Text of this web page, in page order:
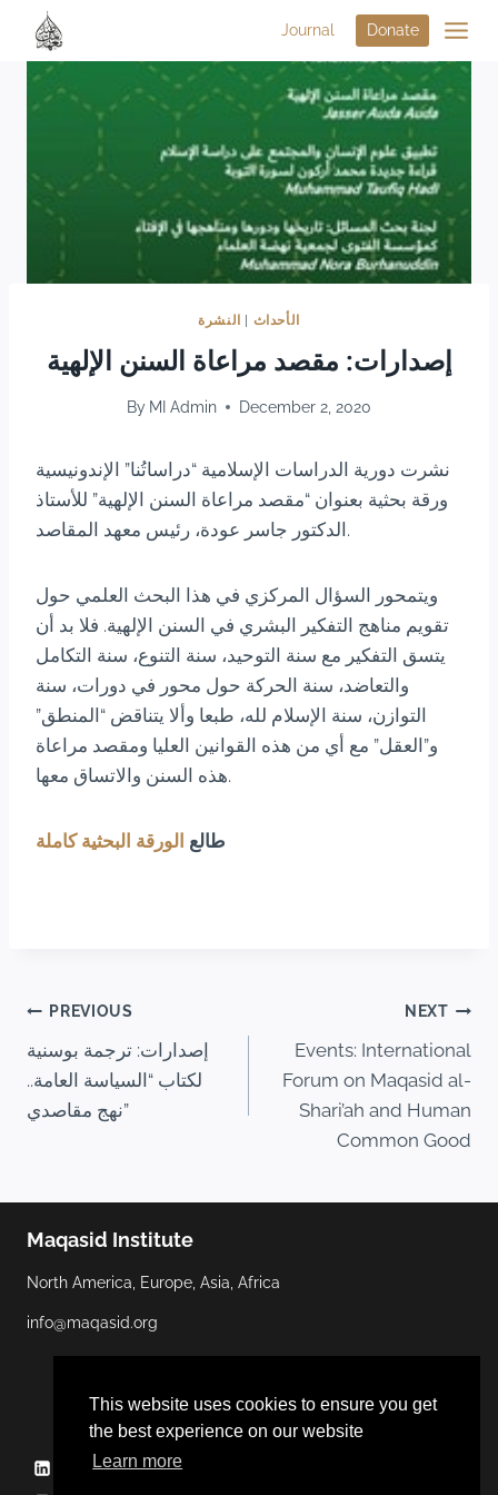
This website uses cookies to ensure you get
the best experience on our website
Learn more
Journal Donate
الأحداث النشرة
إصدارات: مقصد مراعاة السنن الإلهية
By MI Admin December 2, 2020
نشرت دورية الدراسات الإسلامية “دراساتُنا” الإندونيسية
ورقة بحثية بعنوان “مقصد مراعاة السنن الإلهية” للأستاذ
الدكتور جاسر عودة، رئيس معهد المقاصد.
ويتمحور السؤال المركزي في هذا البحث العلمي حول
تقويم مناهج التفكير البشري في السنن الإلهية. فلا بد أن
يتسق التفكير مع سنة التوحيد، سنة التنوع، سنة التكامل
والتعاضد، سنة الحركة حول محور في دورات، سنة
التوازن، سنة الإسلام لله، طبعا وألا يتناقض “المنطق”
و”العقل” مع أي من هذه القوانين العليا ومقصد مراعاة
هذه السنن والاتساق معها.
طالع الورقة البحثية كاملة
PREVIOUS
إصدارات: ترجمة بوسنية
لكتاب “السياسة العامة..
نهج مقاصدي”
NEXT
Events: International
Forum on Maqasid al-
Shari’ah and Human
Common Good
Maqasid Institute
North America, Europe, Asia, Africa
info@maqasid.org
Linkedin YouTube